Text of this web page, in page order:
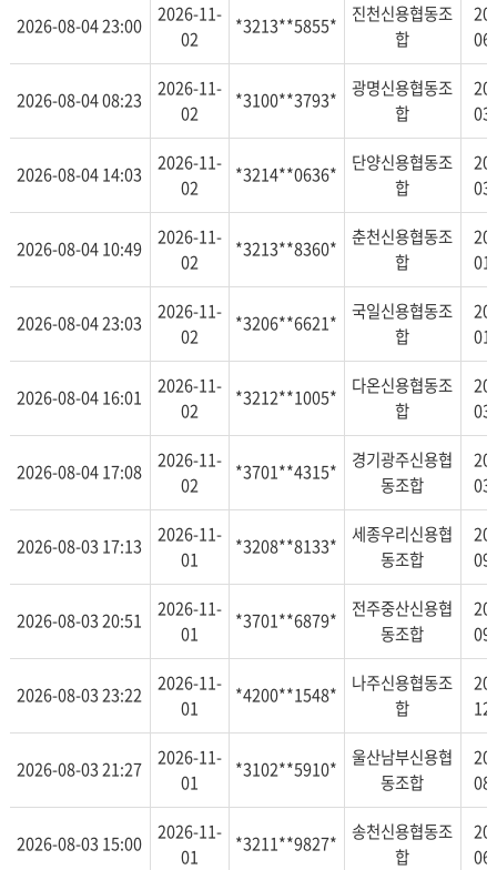
2026-08-04 23:00
2026-11-
02
*3213**5855*
진천신용협동조
합
2026-08-04 08:23
2026-11-
02
*3100**3793*
광명신용협동조
합
2026-08-04 14:03
2026-11-
02
*3214**0636*
단양신용협동조
합
2026-08-04 10:49
2026-11-
02
*3213**8360*
춘천신용협동조
합
2026-08-04 23:03
2026-11-
02
*3206**6621*
국일신용협동조
합
2026-08-04 16:01
2026-11-
02
*3212**1005*
다온신용협동조
합
2026-08-04 17:08
2026-11-
02
*3701**4315*
경기광주신용협
동조합
2026-08-03 17:13
2026-11-
01
*3208**8133*
세종우리신용협
동조합
2026-08-03 20:51
2026-11-
01
*3701**6879*
전주중산신용협
동조합
2026-08-03 23:22
2026-11-
01
*4200**1548*
나주신용협동조
합
2026-08-03 21:27
2026-11-
01
*3102**5910*
울산남부신용협
동조합
2026-08-03 15:00
2026-11-
01
*3211**9827*
송천신용협동조
합